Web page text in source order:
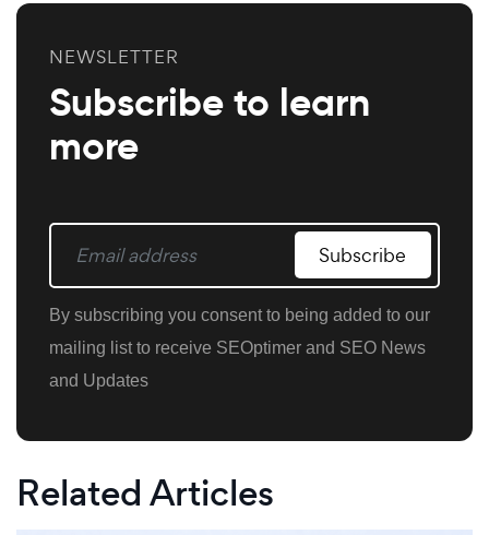
NEWSLETTER
Subscribe to learn
more
Subscribe
By subscribing you consent to being added to our
mailing list to receive SEOptimer and SEO News
and Updates
Related Articles